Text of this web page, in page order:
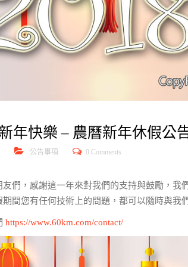
年快樂 – 農曆新年休假公
公告事項 0 Comments
友們，感謝這一年來對我們的支持與鼓勵，我
期間您有任何技術上的問題，都可以隨時與我
https://www.60km.com/contact/